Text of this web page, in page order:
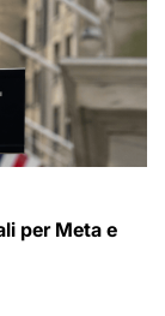
per Meta e